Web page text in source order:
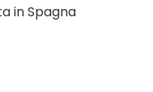
in Spagna